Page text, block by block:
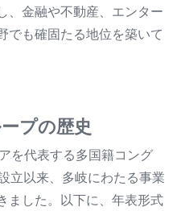
、金融や不動産、エンター
でも確固たる地位を築いて
プの歴史
を代表する多国籍コング
立以来、多岐にわたる事業
ました。以下に、年表形式